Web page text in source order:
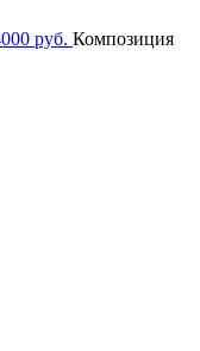
руб. Композиция